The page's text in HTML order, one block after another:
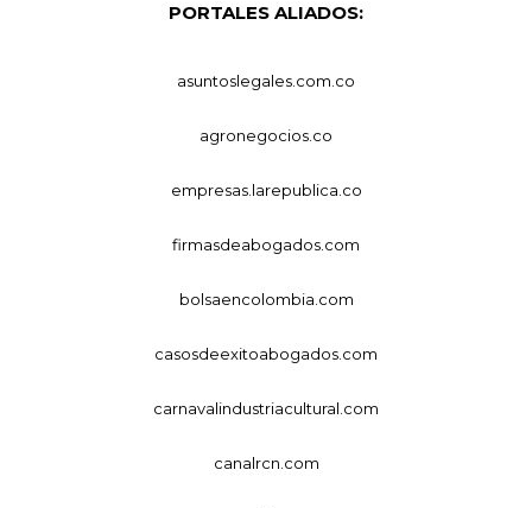
PORTALES ALIADOS:
asuntoslegales.com.co
agronegocios.co
empresas.larepublica.co
firmasdeabogados.com
bolsaencolombia.com
casosdeexitoabogados.com
carnavalindustriacultural.com
canalrcn.com